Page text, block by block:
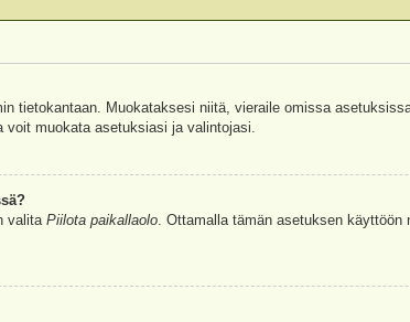
tietokantaan. Muokataksesi niitä, vieraile omissa
voit muokata asetuksiasi ja valintojasi.
valita Piilota paikallaolo. Ottamalla tämän asetuksen käyttöön